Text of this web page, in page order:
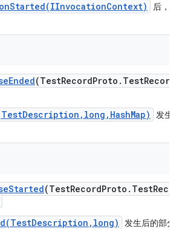
后，
Ended(TestRecordProto . Test
发生
Started(TestRecordProto . Test
发生后的部分